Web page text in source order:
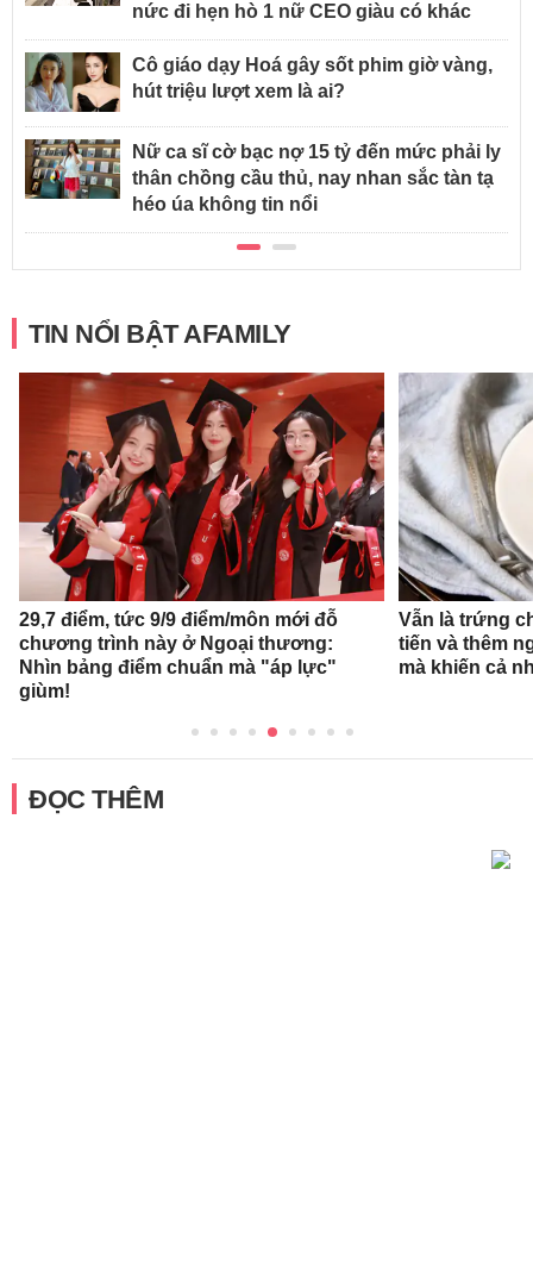
nức đi hẹn hò 1 nữ CEO giàu có khác
Cô giáo dạy Hoá gây sốt phim giờ vàng,
hút triệu lượt xem là ai?
Nữ ca sĩ cờ bạc nợ 15 tỷ đến mức phải ly
thân chồng cầu thủ, nay nhan sắc tàn tạ
héo úa không tin nổi
TIN NỔI BẬT AFAMILY
29,7 điểm, tức 9/9 điểm/môn mới đỗ
chương trình này ở Ngoại thương:
Nhìn bảng điểm chuẩn mà "áp lực"
giùm!
Vẫn là trứng
tiến và thêm
mà khiến cả
ĐỌC THÊM